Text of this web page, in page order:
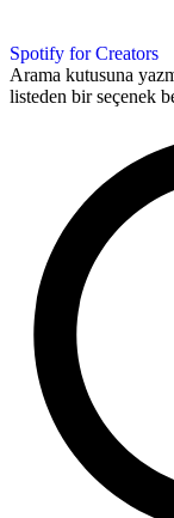
Spotify for Creators
Arama kutusuna
listeden bir seçenek